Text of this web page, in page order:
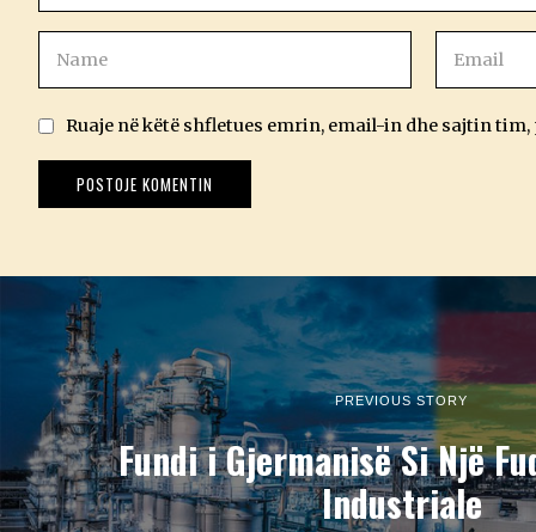
Ruaje në këtë shfletues emrin, email-in dhe sajtin
PREVIOUS STORY
Fundi i Gjermanisë Si Një
Industriale